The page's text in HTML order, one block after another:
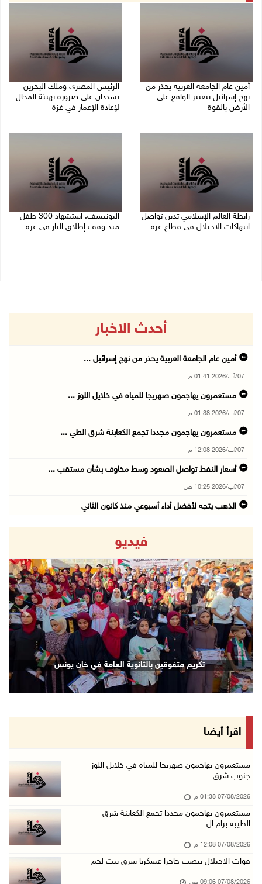
أمين عام الجامعة العربية يحذر من
نهج إسرائيل بتغيير الواقع على
الأرض بالقوة
الرئيس المصري وملك البحرين
يشددان على ضرورة تهيئة المجال
لإعادة الإعمار في غزة
رابطة العالم الإسلامي تدين تواصل
انتهاكات الاحتلال في قطاع غزة
اليونيسف: استشهاد 300 طفل
منذ وقف إطلاق النار في غزة
أحدث الاخبار
أمين عام الجامعة العربية يحذر من نهج إسرائيل ...
07/آب/2026 01:41 م
مستعمرون يهاجمون صهريجا للمياه في خلايل اللوز ...
07/آب/2026 01:38 م
مستعمرون يهاجمون مجددا تجمع الكعابنة شرق الطي ...
07/آب/2026 12:08 م
أسعار النفط تواصل الصعود وسط مخاوف بشأن مستقب ...
07/آب/2026 10:25 ص
الذهب يتجه لأفضل أداء أسبوعي منذ كانون الثاني
قوات الاحتلال تنصب حاجزا عسكريا شرق بيت لحم
07/آب/2026 09:06 ص
مستعمرون بحماية قوات الاحتلال يقتحمون برك سلي ...
07/آب/2026 08:39 ص
الاحتلال يقتحم بلدة طمون جنوب طوباس
07/آب/2026 08:24 ص
محافظة القدس: انسحاب قوات الاحتلال من مخيم قل ...
07/آب/2026 08:23 ص
الطقس: أجواء صافية صيفية والحرارة حول معدلها ...
تواصل انتهاكات الاحتلال والمستعمرين: اعتقالات ...
الاحتلال يخطر باقتلاع أشجار من 310 دونمات وال ...
06/آب/2026 11:14 م
قوات الاحتلال تقتحم يعبد جنوب غرب جنين
06/آب/2026 10:49 م
فيديو
تكريم متفوقين بالثانوية العامة في خان يونس
Next
اقرأ أيضا
مستعمرون يهاجمون صهريجا للمياه في خلايل اللوز
جنوب شرق
07/08/2026 01:38 م
مستعمرون يهاجمون مجددا تجمع الكعابنة شرق
الطيبة برام ال
07/08/2026 12:08 م
قوات الاحتلال تنصب حاجزا عسكريا شرق بيت لحم